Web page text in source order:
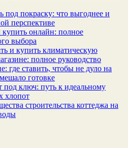
под покраску: что выгоднее и
перспективе
онлайн: полное
выбора
и купить климатическую
полное руководство
где ставить, чтобы не дуло на
готовке
под ключ: путь к идеальному
хлопот
строительства коттеджа на